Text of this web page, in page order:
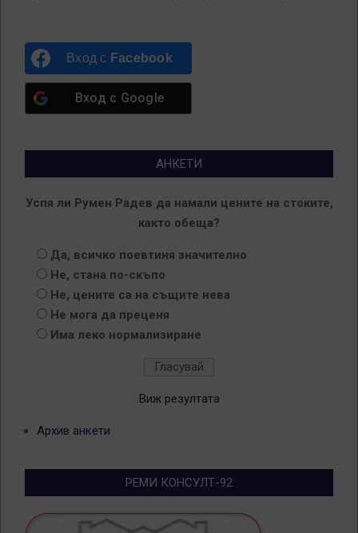
Вход с Facebook
Вход с Google
АНКЕТИ
Успя ли Румен Радев да намали цените на стоките,
както обеща?
Да, всичко поевтиня значително
Не, стана по-скъпо
Не, цените са на същите нева
Не мога да преценя
Има леко нормализиране
Виж резултата
Архив анкети
РЕМИ КОНСУЛТ-92